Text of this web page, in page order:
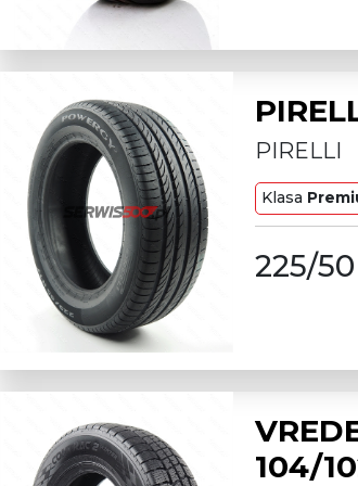
PIRELLI
Klasa
225/50
104/